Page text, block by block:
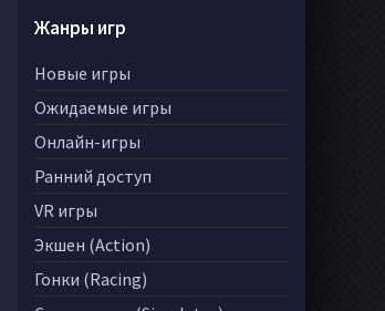
Жанры игр
Новые игры
Ожидаемые игры
Онлайн-игры
Ранний доступ
VR игры
Экшен (Action)
Гонки (Racing)